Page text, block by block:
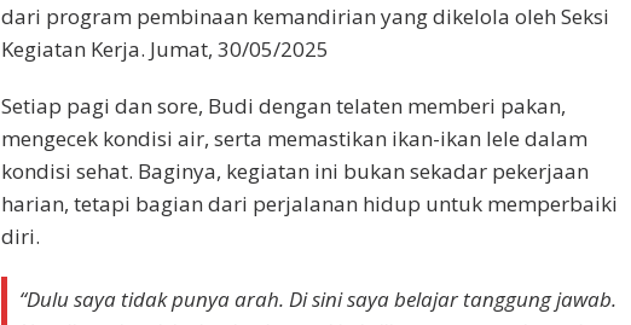
dari program pembinaan kemandirian yang dikelola oleh Seksi
Kegiatan Kerja. Jumat, 30/05/2025
Setiap pagi dan sore, Budi dengan telaten memberi pakan,
mengecek kondisi air, serta memastikan ikan-ikan lele dalam
kondisi sehat. Baginya, kegiatan ini bukan sekadar pekerjaan
harian, tetapi bagian dari perjalanan hidup untuk memperbaiki
diri.
“Dulu saya tidak punya arah. Di sini saya belajar tanggung jawab.